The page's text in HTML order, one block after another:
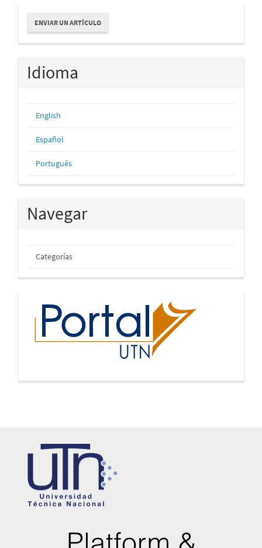
Enviar
un
artículo
ENVIAR UN ARTÍCULO
Idioma
English
Español
Português
Navegar
Categorías
inicio